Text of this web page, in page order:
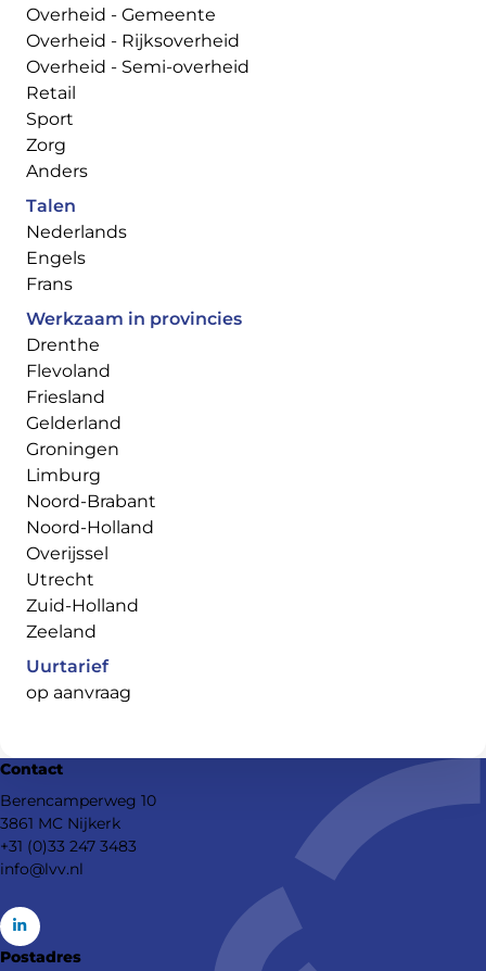
Overheid - Gemeente
Overheid - Rijksoverheid
Overheid - Semi-overheid
Retail
Sport
Zorg
Anders
Talen
Nederlands
Engels
Frans
Werkzaam in provincies
Drenthe
Flevoland
Friesland
Gelderland
Groningen
Limburg
Noord-Brabant
Noord-Holland
Overijssel
Utrecht
Zuid-Holland
Zeeland
Uurtarief
op aanvraag
Contact
Berencamperweg 10
3861 MC Nijkerk
+31 (0)33 247 3483
info@lvv.nl
Go
Postadres